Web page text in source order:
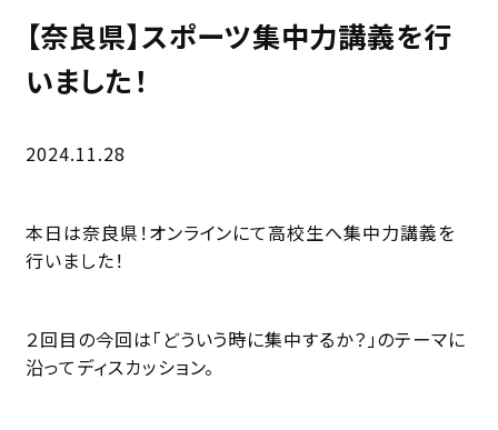
【奈良県】スポーツ集中力講義を行
いました！
2024.11.28
本日は奈良県！オンラインにて高校生へ集中力講義を
行いました！
２回目の今回は「どういう時に集中するか？」のテーマに
沿ってディスカッション。